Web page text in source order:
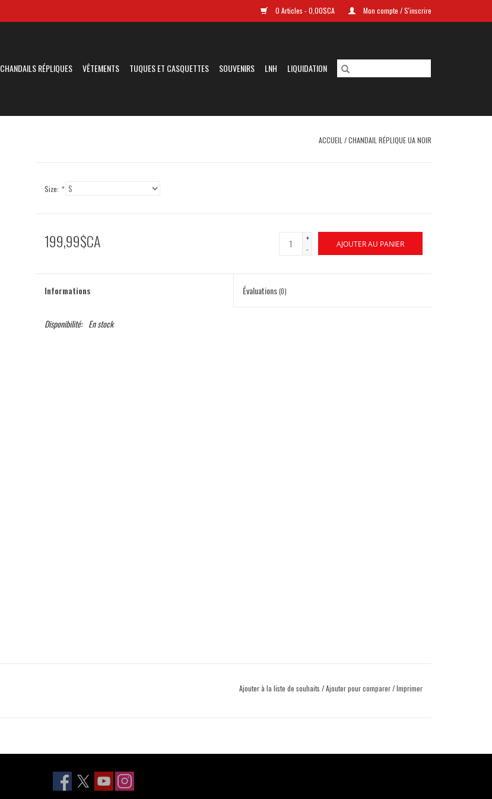
0 Articles - 0,00$CA Mon compte / S'inscrire
CHANDAILS RÉPLIQUES VÊTEMENTS TUQUES ET CASQUETTES SOUVENIRS LNH LIQUIDATION
ACCUEIL /CHANDAIL RÉPLIQUE UA NOIR
Size: *
199,99$CA
+
-
AJOUTER AU PANIER
Informations Évaluations(0)
Disponibilité: En stock
Ajouter à la liste de souhaits /Ajouter pour comparer/Imprimer